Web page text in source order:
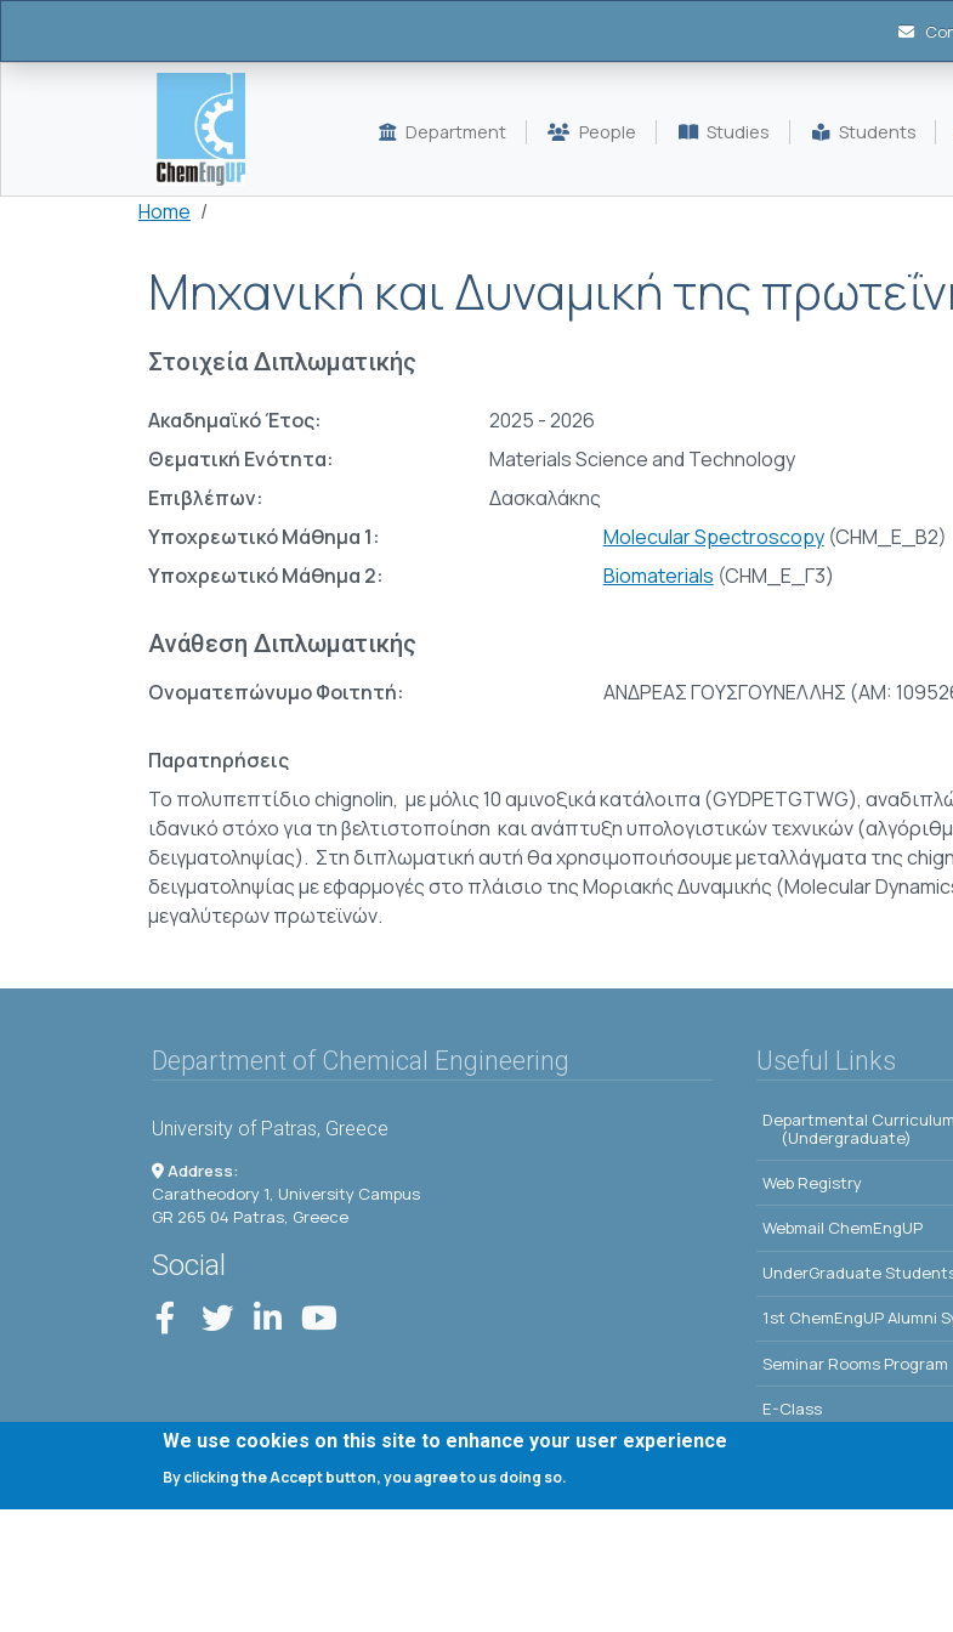
Department People Studies Students
Breadcrumb
Home
Μηχανική και Δυναμική της
Στοιχεία Διπλωματικής
Ακαδημαϊκό Έτος:
2025 - 2026
Θεματική Ενότητα:
Materials Science and Technology
Επιβλέπων:
Δασκαλάκης
Υποχρεωτικό Μάθημα 1:
Molecular Spectroscopy(CHM_E_B2)
Υποχρεωτικό Μάθημα 2:
Biomaterials (CHM_E_Γ3)
Ανάθεση Διπλωματικής
Ονοματεπώνυμο Φοιτητή: ΑΝΔΡΕΑΣ ΓΟΥΣΓΟΥΝΕΛΛΗΣ (AM:
Παρατηρήσεις
Το πολυπεπτίδιο chignolin, με μόλις 10 αμινοξικά κατάλοιπα (GYDPETGTWG),
ιδανικό στόχο για τη βελτιστοποίηση και ανάπτυξη υπολογιστικών τεχνικών
δειγματοληψίας). Στη διπλωματική αυτή θα χρησιμοποιήσουμε μεταλλάγματα της
δειγματοληψίας με εφαρμογές στο πλάισιο της Μοριακής Δυναμικής (Molecular
μεγαλύτερων πρωτεϊνών.
Department of Chemical Engineering
University of Patras, Greece
Address:
Caratheodory 1, University Campus
GR 265 04 Patras, Greece
Social
Useful Links
Departmental Curriculum
(Undergraduate)
Web Registry
Webmail ChemEngUP
UnderGraduate
1st ChemEngUP Alumni
Seminar Rooms Program
E-Class
We use cookies on this site to enhance your user experience
By clicking the Accept button, you agree to us doing so.